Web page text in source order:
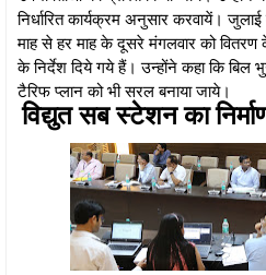
निर्धारित कार्यक्रम अनुसार करवायें।
माह से हर माह के दूसरे मंगलवार को
के निर्देश दिये गये हैं। उन्होंने कहा कि बिल
टैरिफ प्लान को भी सरल बनाया जाये।
विद्युत सब स्टेशन का